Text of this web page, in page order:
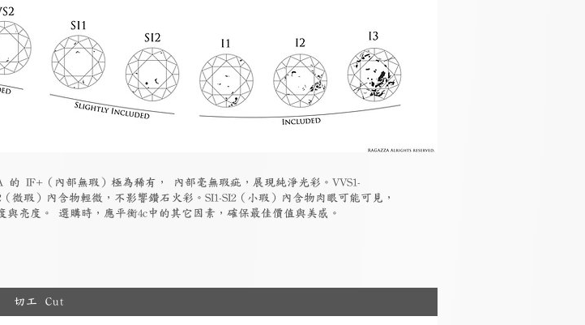
IF+（內部無瑕）極為稀有， 內部毫無瑕疵，展現純淨光彩。VVS1-
微瑕）內含物輕微，不影響鑽石火彩。SI1-SI2（小瑕）內含物肉眼可能可見，
亮度。 選購時，應平衡4c中的其它因素，確保最佳價值與美感。
切工 Cut